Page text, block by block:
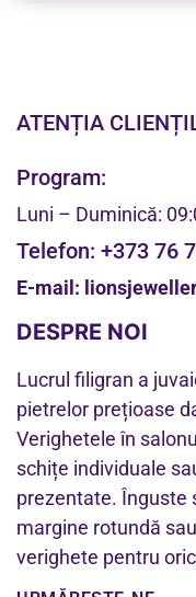
ATENȚIA
Program:
Luni – Duminică:
Telefon: +373 76
E-mail:
DESPRE NOI
Lucrul filigran a
pietrelor prețioase
Verighetele în
schițe individuale
prezentate. Înguste
margine rotundă
verighete pentru